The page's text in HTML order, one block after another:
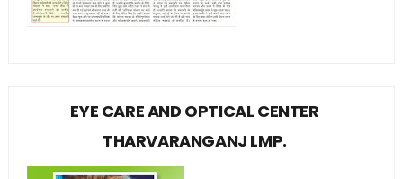
EYE CARE AND OPTICAL CENTER
THARVARANGANJ LMP.